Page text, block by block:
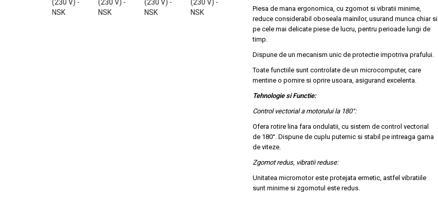
Piesa de mana ergonomica, cu zgomot si vibratii minime,
reduce considerabil oboseala mainilor, usurand munca chiar si
pe cele mai delicate piese de lucru, pentru perioade lungi de
timp.
Dispune de un mecanism unic de protectie impotriva prafului.
Toate functiile sunt controlate de un microcomputer, care
mentine o pornire si oprire usoara, asigurand excelenta.
Tehnologie si Functie:
Control vectorial a motorului la 180°:
Ofera rotire lina fara ondulatii, cu sistem de control vectorial
de 180°. Dispune de cuplu puternic si stabil pe intreaga gama
de viteze.
Zgomot redus, vibratii reduse:
Unitatea micromotor este protejata ermetic, astfel vibratiile
sunt minime si zgomotul este redus.